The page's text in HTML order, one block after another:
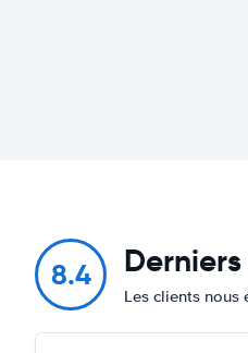
8.4
Les clients nous